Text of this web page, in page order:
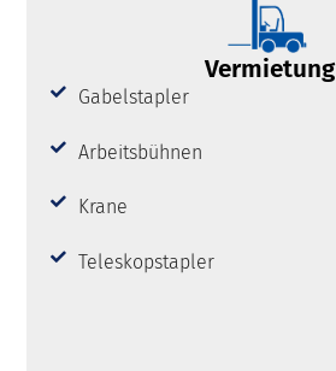
Vermietung
Gabelstapler
Arbeitsbühnen
Krane
Teleskopstapler